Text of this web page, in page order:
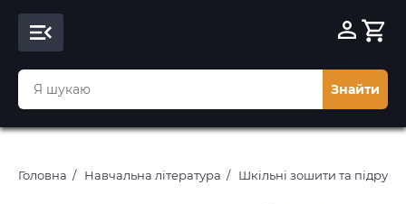
Знайти
Головна Навчальна література Шкільні зошити та